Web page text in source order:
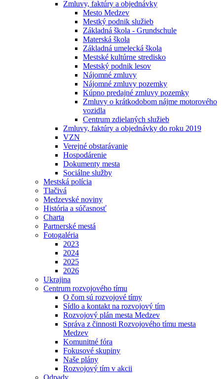
Zmluvy, faktúry a objednávky
Mesto Medzev
Mestký podnik služieb
Základná škola - Grundschule
Materská škola
Základná umelecká škola
Mestské kultúrne stredisko
Mestský podnik lesov
Nájomné zmluvy
Nájomné zmluvy pozemky
Kúpno predajné zmluvy pozemky
Zmluvy o krátkodobom nájme motorového
vozidla
Centrum zdielaných služieb
Zmluvy, faktúry a objednávky do roku 2019
VZN
Verejné obstarávanie
Hospodárenie
Dokumenty mesta
Sociálne služby
Mestská polícia
Tlačivá
Medzevské noviny
História a súčasnosť
Charta
Partnerské mestá
Fotogaléria
2023
2024
2025
2026
Ukrajina
Centrum rozvojového tímu
O čom sú rozvojové tímy
Sídlo a kontakt na rozvojový tím
Rozvojový plán mesta Medzev
Správa z činnosti Rozvojového tímu mesta
Medzev
Komunitné fóra
Fokusové skupiny
Naše plány
Rozvojový tím v akcii
Odpady